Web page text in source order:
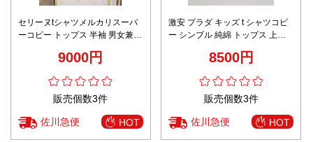
セリーヌtシャツメルカリスーパ
ーコピー トップス 半袖 男女兼用
9000円
販売個数3件
佐川急便 HOT
激安 プラダ キッズ t シャツコピ
ー シンプル 純綿 トップス 上質
8500円
販売個数3件
佐川急便 HOT